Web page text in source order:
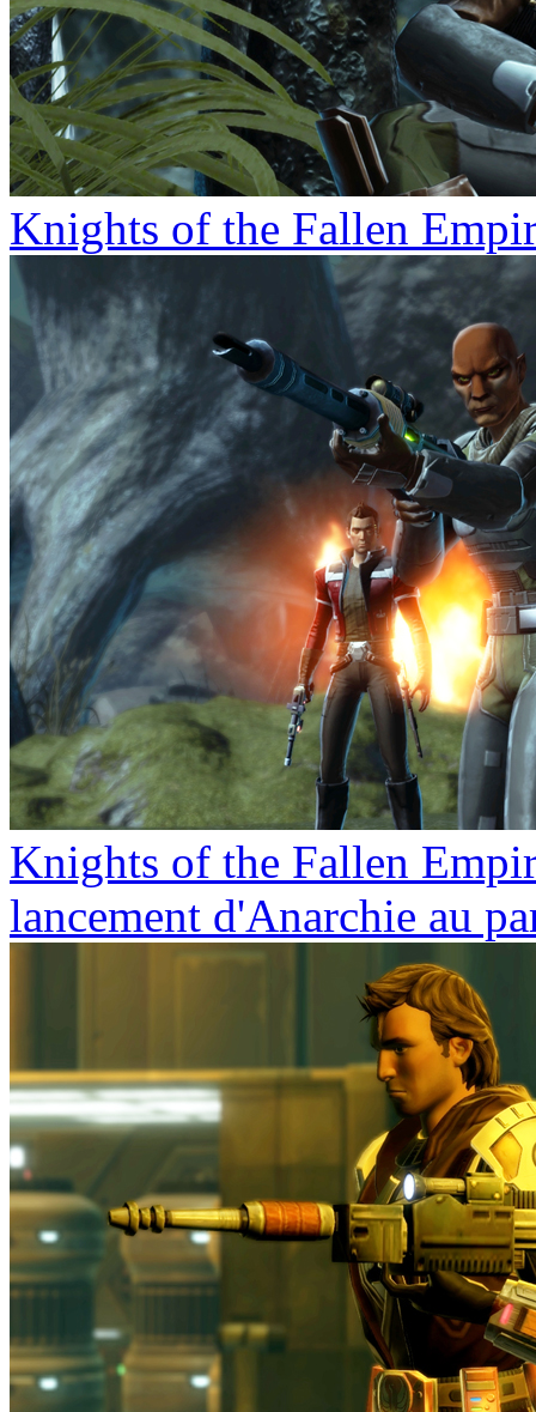
Knights of the Fallen
Knights of the Fallen
lancement d'Anarchie au